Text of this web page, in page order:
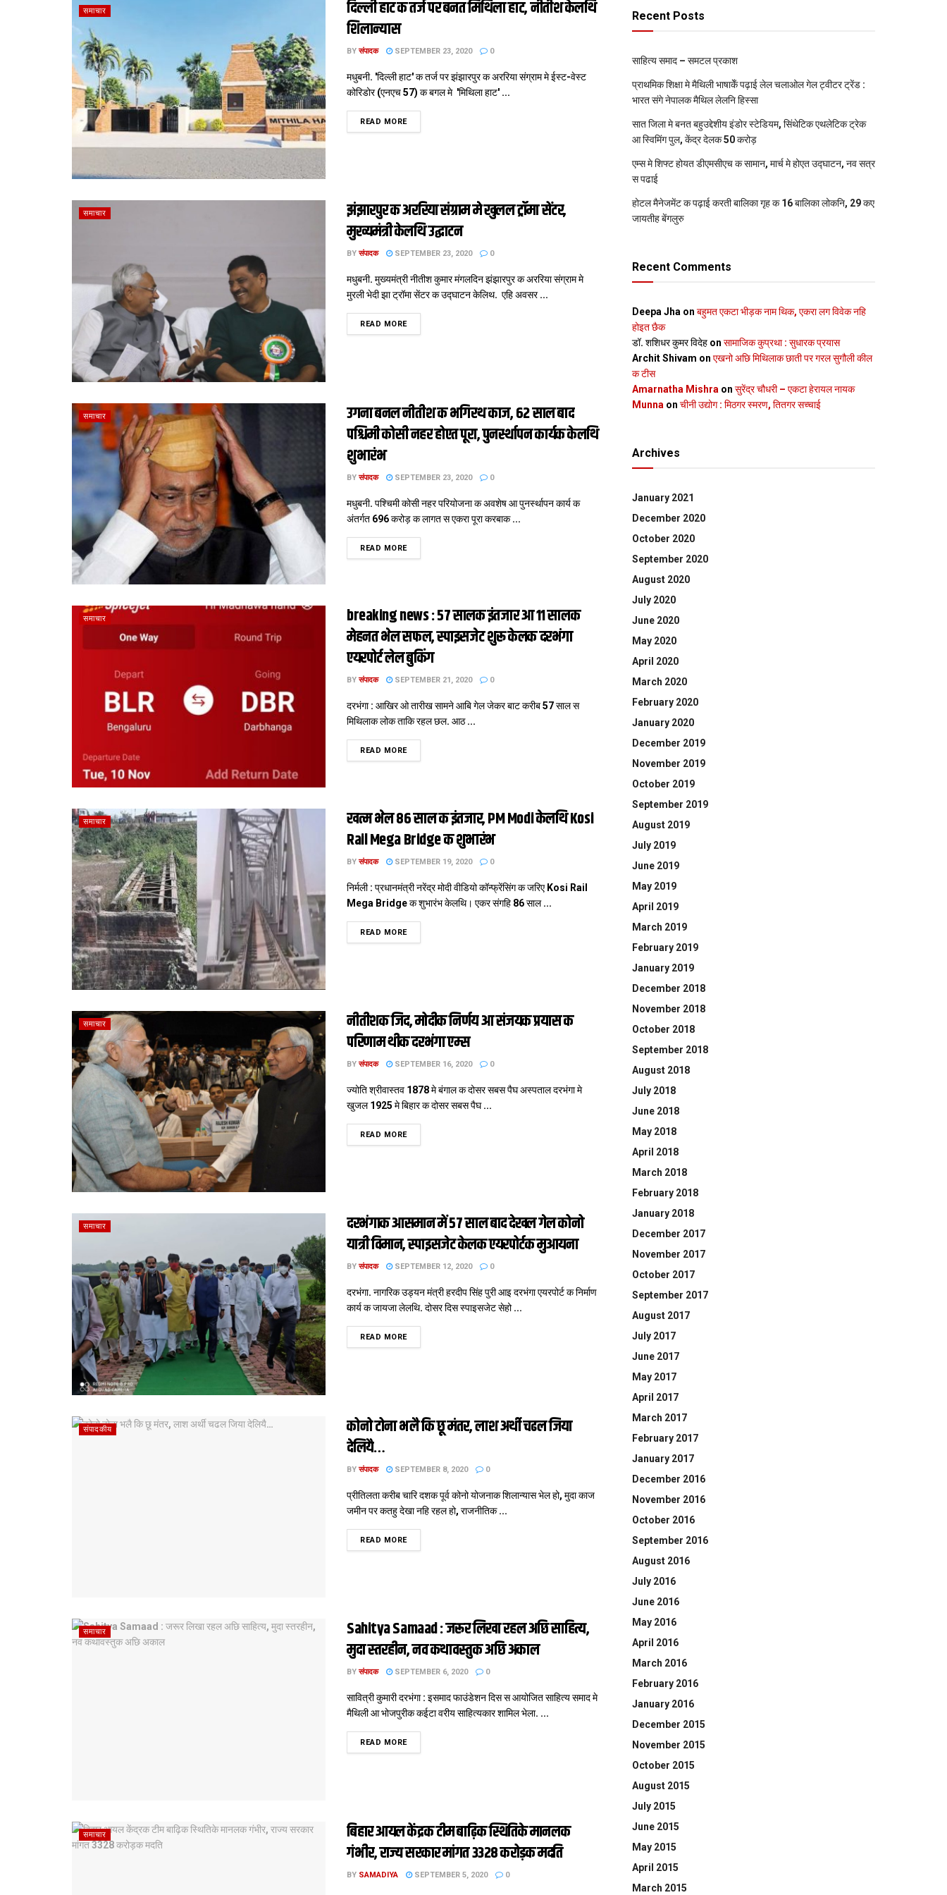
समाचार
दिल्ली हाट क तर्ज पर बनत मिथिला हाट, नीतीश केलथि
शिलान्यास
BY संपादक SEPTEMBER 23, 2020 0
मधुबनी. 'दिल्ली हाट' क तर्ज पर झंझारपुर क अररिया संग्राम मे ईस्ट-वेस्ट
कोरिडोर (एनएच 57) क बगल मे 'मिथिला हाट' ...
READ MOREDETAILS
समाचार
झंझारपुर क अररिया संग्राम मे खुलल ट्रॉमा सेंटर,
मुख्यमंत्री केलथि उद्घाटन
BY संपादक SEPTEMBER 23, 2020 0
मधुबनी. मुख्यमंत्री नीतीश कुमार मंगलदिन झंझारपुर क अररिया संग्राम मे
मुरली भेदी झा ट्रॉमा सेंटर क उद्घाटन केलिथ. एहि अवसर ...
READ MOREDETAILS
समाचार
उगना बनल नीतीश क भगिरथ काज, 62 साल बाद
पश्चिमी कोसी नहर होएत पूरा, पुनर्स्थापन कार्यक केलथि
शुभारंभ
BY संपादक SEPTEMBER 23, 2020 0
मधुबनी. पश्चिमी कोसी नहर परियोजना क अवशेष आ पुनर्स्थापन कार्य क
अंतर्गत 696 करोड़ क लागत स एकरा पूरा करबाक ...
READ MOREDETAILS
समाचार
breaking news : 57 सालक इंतजार आ 11 सालक
मेहनत भेल सफल, स्पाइसजेट शुरू केलक दरभंगा
एयरपोर्ट लेल बुकिंग
BY संपादक SEPTEMBER 21, 2020 0
दरभंगा : आखिर ओ तारीख सामने आबि गेल जेकर बाट करीब 57 साल स
मिथिलाक लोक ताकि रहल छल. आठ ...
READ MOREDETAILS
समाचार
खत्म भेल 86 साल क इंतजार, PM Modi केलथि Kosi
Rail Mega Bridge क शुभारंभ
BY संपादक SEPTEMBER 19, 2020 0
निर्मली : प्रधानमंत्री नरेंद्र मोदी वीडियो कॉन्फ्रेंसिंग क जरिए Kosi Rail
Mega Bridge क शुभारंभ केलथि। एकर संगहि 86 साल ...
READ MOREDETAILS
समाचार
नीतीशक जिद, मोदीक निर्णय आ संजयक प्रयास क
परिणाम थीक दरभंगा एम्स
BY संपादक SEPTEMBER 16, 2020 0
ज्योति श्रीवास्तव 1878 मे बंगाल क दोसर सबस पैघ अस्पताल दरभंगा मे
खुजल 1925 मे बिहार क दोसर सबस पैघ ...
READ MOREDETAILS
समाचार
दरभंगाक आसमान में 57 साल बाद देखल गेल कोनो
यात्री विमान, स्पाइसजेट केलक एयरपोर्टक मुआयना
BY संपादक SEPTEMBER 12, 2020 0
दरभंगा. नागरिक उड्यन मंत्री हरदीप सिंह पुरी आइ दरभंगा एयरपोर्ट क निर्माण
कार्य क जायजा लेलथि. दोसर दिस स्पाइसजेट सेहो ...
READ MOREDETAILS
संपादकीय
कोनो टोना भलै कि छू मंतर, लाश अर्थी चढल जिया
देलियै…
BY संपादक SEPTEMBER 8, 2020 0
प्रीतिलता करीब चारि दशक पूर्व कोनो योजनाक शिलान्यास भेल हो, मुदा काज
जमीन पर कतहु देखा नहि रहल हो, राजनीतिक ...
READ MOREDETAILS
समाचार
Sahitya Samaad : जरूर लिखा रहल अछि साहित्य,
मुदा स्तरहीन, नव कथावस्तुक अछि अकाल
BY संपादक SEPTEMBER 6, 2020 0
सावित्री कुमारी दरभंगा : इसमाद फाउंडेशन दिस स आयोजित साहित्य समाद मे
मैथिली आ भोजपुरीक कईटा वरीय साहित्यकार शामिल भेला. ...
READ MOREDETAILS
समाचार
बिहार आयल केंद्रक टीम बाढ़िक स्थितिके मानलक
गंभीर, राज्य सरकार मांगत 3328 करोड़क मदति
BY SAMADIYA SEPTEMBER 5, 2020 0
Recent Posts
साहित्य समाद – समटल प्रकाश
प्राथमिक शि‍क्षा मे मैथि‍ली भाषाकेँ पढ़ाई लेल चलाओल गेल ट्वीटर ट्रेंड :
भारत संगे नेपालक मैथिल लेलनि हिस्सा
सात जिला मे बनत बहुउद्देशीय इंडोर स्‍टेडि‍यम, सिंथेटिक एथलेटिक ट्रेक
आ स्विमिंग पुल, केंद्र देलक 50 करोड़
एम्स मे शिफ्ट होयत डीएमसीएच क सामान, मार्च मे होएत उद्घाटन, नव सत्र
स पढाई
होटल मैनेजमेंट क पढ़ाई करती बालिका गृह क 16 बालिका लोकनि, 29 कए
जायतीह बेंगलुरु
Recent Comments
Deepa Jha on बहुमत एकटा भीड़क नाम थिक, एकरा लग विवेक नहि
होइत छैक
डॉ. शशिधर कुमर विदेह on सामाजिक कुप्रथा : सुधारक प्रयास
Archit Shivam on एखनो अछि मिथिलाक छाती पर गरल सुगौली कील
क टीस
Amarnatha Mishra on सुरेंद्र चौधरी – एकटा हेरायल नायक
Munna on चीनी उद्योग : मिठगर स्‍मरण, तितगर सच्‍चाई
Archives
January 2021
December 2020
October 2020
September 2020
August 2020
July 2020
June 2020
May 2020
April 2020
March 2020
February 2020
January 2020
December 2019
November 2019
October 2019
September 2019
August 2019
July 2019
June 2019
May 2019
April 2019
March 2019
February 2019
January 2019
December 2018
November 2018
October 2018
September 2018
August 2018
July 2018
June 2018
May 2018
April 2018
March 2018
February 2018
January 2018
December 2017
November 2017
October 2017
September 2017
August 2017
July 2017
June 2017
May 2017
April 2017
March 2017
February 2017
January 2017
December 2016
November 2016
October 2016
September 2016
August 2016
July 2016
June 2016
May 2016
April 2016
March 2016
February 2016
January 2016
December 2015
November 2015
October 2015
August 2015
July 2015
June 2015
May 2015
April 2015
March 2015